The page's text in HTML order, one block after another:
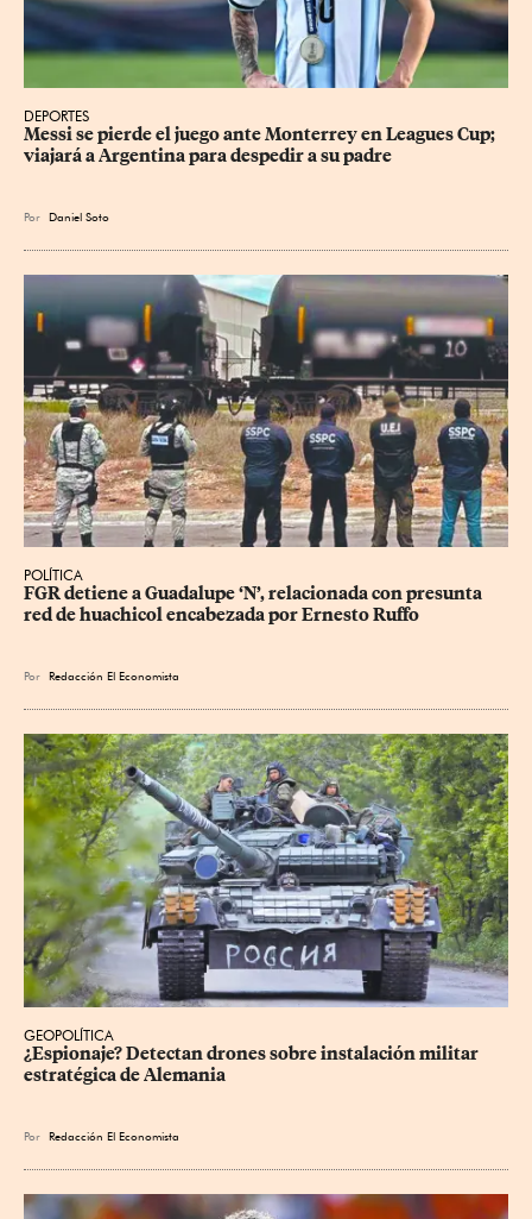
DEPORTES
Messi se pierde el juego ante Monterrey en Leagues Cup;
viajará a Argentina para despedir a su padre
Por Daniel Soto
POLÍTICA
FGR detiene a Guadalupe ‘N’, relacionada con presunta
red de huachicol encabezada por Ernesto Ruffo
Por Redacción El Economista
GEOPOLÍTICA
¿Espionaje? Detectan drones sobre instalación militar
estratégica de Alemania
Por Redacción El Economista